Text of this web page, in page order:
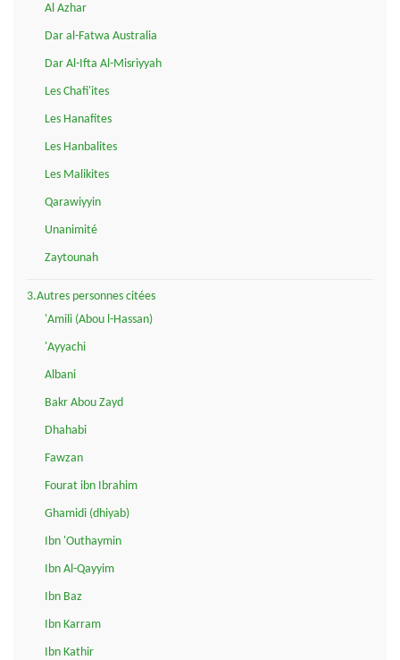
Al Azhar
Dar al-Fatwa Australia
Dar Al-Ifta Al-Misriyyah
Les Chafi'ites
Les Hanafites
Les Hanbalites
Les Malikites
Qarawiyyin
Unanimité
Zaytounah
3.Autres personnes citées
'Amili (Abou l-Hassan)
'Ayyachi
Albani
Bakr Abou Zayd
Dhahabi
Fawzan
Fourat ibn Ibrahim
Ghamidi (dhiyab)
Ibn 'Outhaymin
Ibn Al-Qayyim
Ibn Baz
Ibn Karram
Ibn Kathir